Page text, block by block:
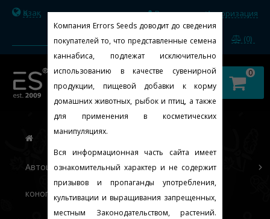
Қазақ
(0)
Регистрация/Авторизация
0
Компания Errors Seeds доводит до сведения
покупателей то, что представленные семена
каннабиса, подлежат исключительно
использованию в качестве сувенирной
продукции, пищевой добавки к корму
домашних животных, рыбок и птиц, а также
для применения в косметических
манипуляциях.
Вся информационная часть сайта имеет
ознакомительный характер и не содержит
призывов и пропаганды употребления,
культивации и выращивания запрещенных,
местным Законодательством, растений.
Автоцветущие феминизированные семена
конопли